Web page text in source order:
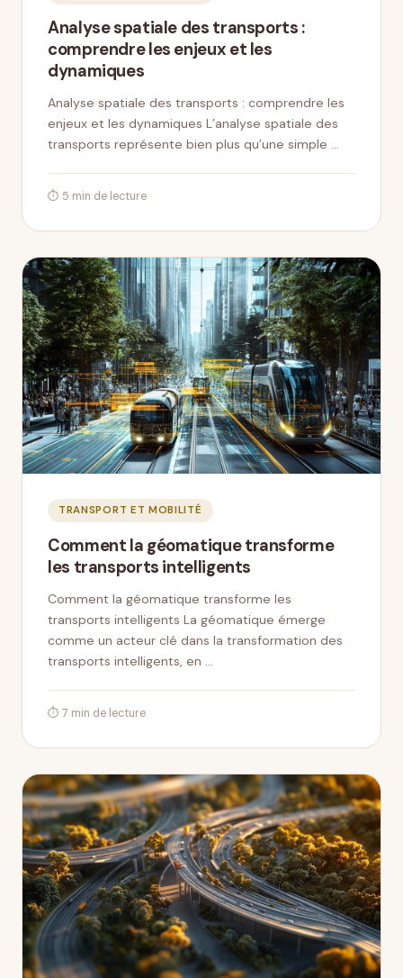
Analyse spatiale des transports :
comprendre les enjeux et les
dynamiques
Analyse spatiale des transports : comprendre les
enjeux et les dynamiques L’analyse spatiale des
transports représente bien plus qu’une simple …
⏱ 5 min de lecture
TRANSPORT ET MOBILITÉ
Comment la géomatique transforme
les transports intelligents
Comment la géomatique transforme les
transports intelligents La géomatique émerge
comme un acteur clé dans la transformation des
transports intelligents, en …
⏱ 7 min de lecture